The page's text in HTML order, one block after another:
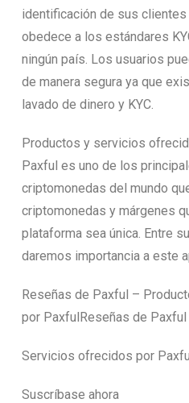
identificación de sus
obedece a los estándares
ningún país. Los usuarios
de manera segura ya que
lavado de dinero y KYC.
Productos y servicios
Paxful es uno de los
criptomonedas del mundo
criptomonedas y márgenes
plataforma sea única. Entre
daremos importancia a este
Reseñas de Paxful –
por PaxfulReseñas de
Servicios ofrecidos por
Suscríbase ahora